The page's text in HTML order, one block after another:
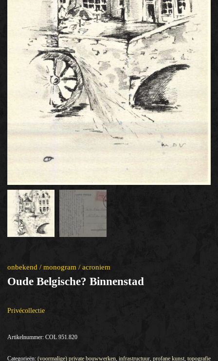
onbekend / monogram / acroniem
Oude Belgische? Binnenstad
Privécollectie
Artikelnummer: COL 951.820
Categorieën: (voormalige) private bouwwerken, infrastructuur, profane kunst, topografie